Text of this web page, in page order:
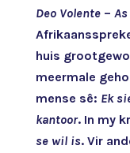
Deo Volente–
huis
meermale
mense sê: Ek
kantoor. In my
se wil is. Vir